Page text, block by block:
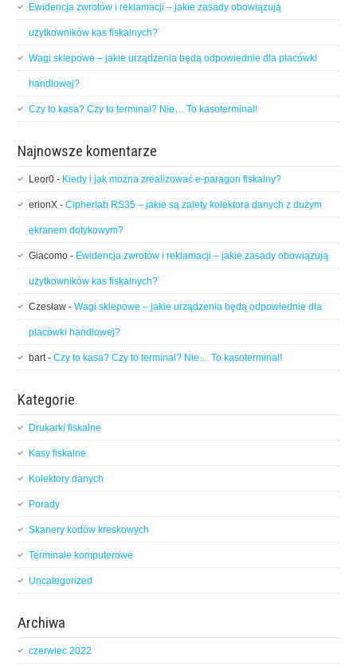
Ewidencja zwrotów i reklamacji – jakie zasady obowiązują
użytkowników kas fiskalnych?
Wagi sklepowe – jakie urządzenia będą odpowiednie dla placówki
handlowej?
Czy to kasa? Czy to terminal? Nie… To kasoterminal!
Najnowsze komentarze
Leor0 - Kiedy i jak można zrealizować e-paragon fiskalny?
erionX -Cipherlab RS35 – jakie są zalety kolektora danych z dużym
ekranem dotykowym?
Giacomo - Ewidencja zwrotów i reklamacji – jakie zasady obowiązują
użytkowników kas fiskalnych?
Czesław -Wagi sklepowe – jakie urządzenia będą odpowiednie dla
placówki handlowej?
bart -Czy to kasa? Czy to terminal? Nie… To kasoterminal!
Kategorie
Drukarki fiskalne
Kasy fiskalne
Kolektory danych
Porady
Skanery kodów kreskowych
Terminale komputerowe
Uncategorized
Archiwa
czerwiec 2022